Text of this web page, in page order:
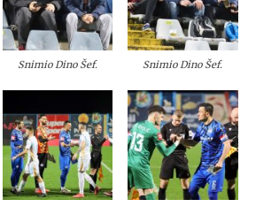
Snimio Dino Šef. Snimio Dino Šef.